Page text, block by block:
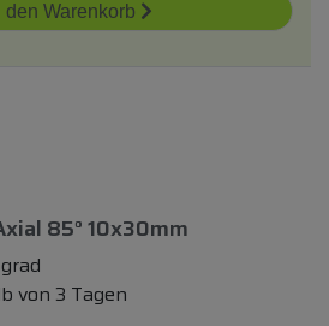
den Warenkorb
85° 10x30mm
von 3 Tagen